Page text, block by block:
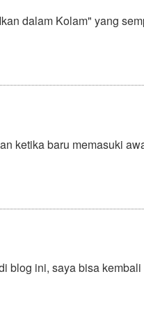
dalam Kolam" yang
ketika baru memasuki
blog ini, saya bisa